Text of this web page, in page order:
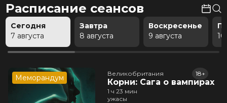
Расписание сеансов
Сегодня
7 августа
Завтра
8 августа
Воскресенье
9 августа
10
Меморандум Великобритания
Корни: Сага о вампирах
18+
1 ч 23 мин
ужасы